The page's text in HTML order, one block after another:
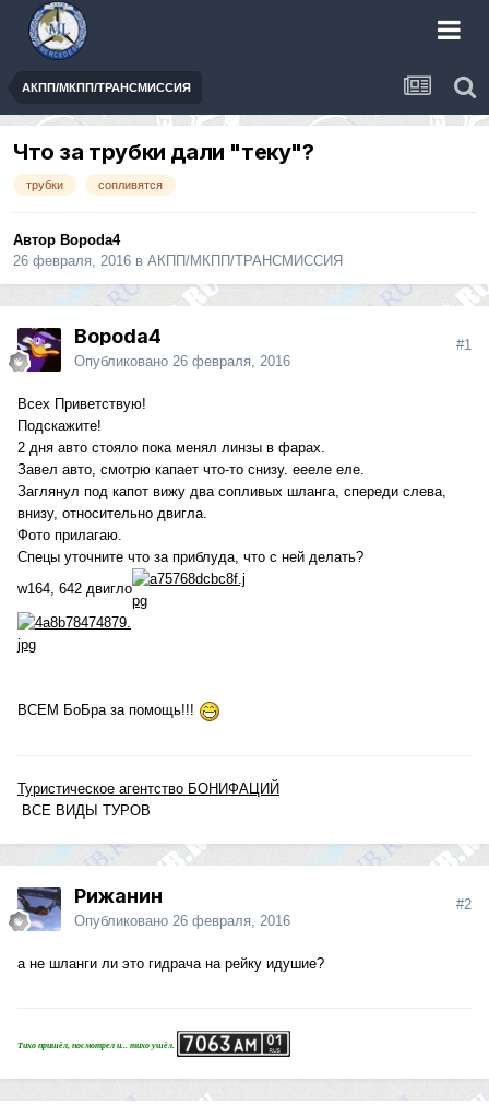
АКПП/МКПП/ТРАНСМИССИЯ
Что за трубки дали "теку"?
трубки сопливятся
Автор Bopoda4
26 февраля, 2016 в АКПП/МКПП/ТРАНСМИССИЯ
Bopoda4
Опубликовано 26 февраля, 2016
#1
Всех Приветствую!
Подскажите!
2 дня авто стояло пока менял линзы в фарах.
Завел авто, смотрю капает что-то снизу. еееле еле.
Заглянул под капот вижу два сопливых шланга, спереди слева,
внизу, относительно двигла.
Фото прилагаю.
Спецы уточните что за приблуда, что с ней делать?
w164, 642 двигло
ВСЕМ БоБра за помощь!!!
Туристическое агентство БОНИФАЦИЙ
ВСЕ ВИДЫ ТУРОВ
Рижанин
Опубликовано 26 февраля, 2016
#2
а не шланги ли это гидрача на рейку идушие?
Тихо пришёл, посмотрел и... тихо ушёл.